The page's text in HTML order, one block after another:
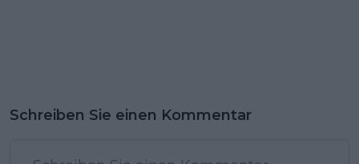
Schreiben Sie einen Kommentar